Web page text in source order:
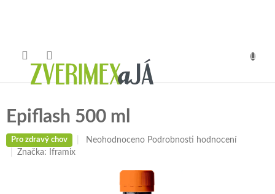
Epiflash 500 ml
Pro zdravý chov
Průměrné
Neohodnoceno Podrobnosti hodnocení
Značka:
Iframix